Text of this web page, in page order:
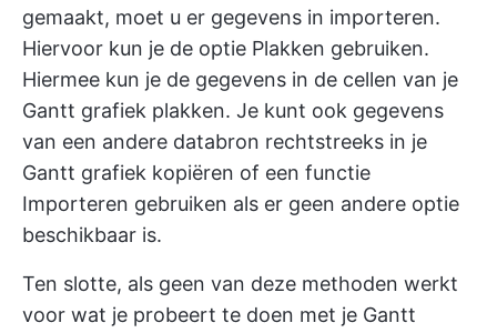
gemaakt, moet u er gegevens in importeren.
Hiervoor kun je de optie Plakken gebruiken.
Hiermee kun je de gegevens in de cellen van je
Gantt grafiek plakken. Je kunt ook gegevens
van een andere databron rechtstreeks in je
Gantt grafiek kopiëren of een functie
Importeren gebruiken als er geen andere optie
beschikbaar is.
Ten slotte, als geen van deze methoden werkt
voor wat je probeert te doen met je Gantt